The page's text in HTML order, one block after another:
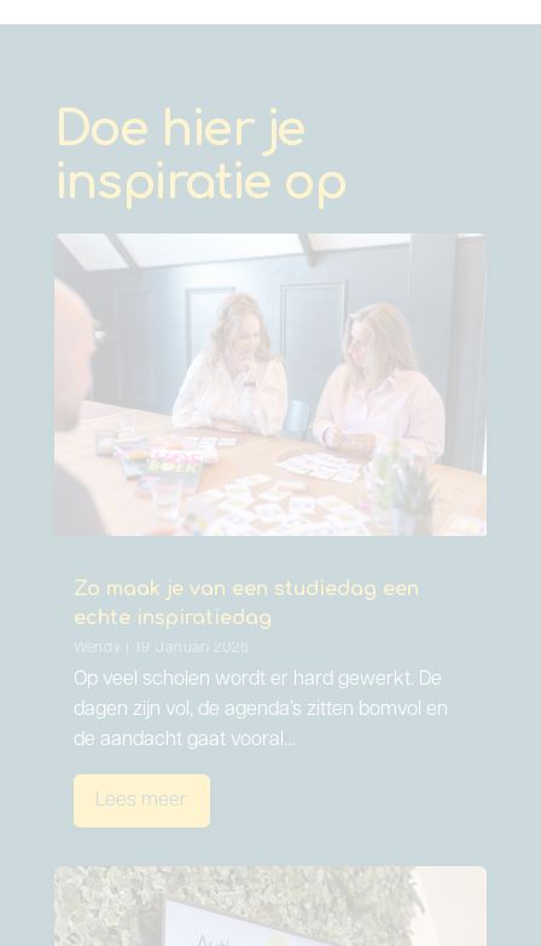
Doe hier je
inspiratie op
Zo maak je van een studiedag een
echte inspiratiedag
Wendy | 19 Januari 2026
Op veel scholen wordt er hard gewerkt. De
dagen zijn vol, de agenda’s zitten bomvol en
de aandacht gaat vooral…
Lees meer